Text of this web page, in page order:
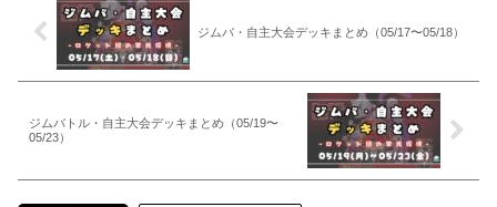
ジムバ・自主大会デッキまとめ（05/17〜05/18）
ジムバトル・自主大会デッキまとめ（05/19〜
05/23）